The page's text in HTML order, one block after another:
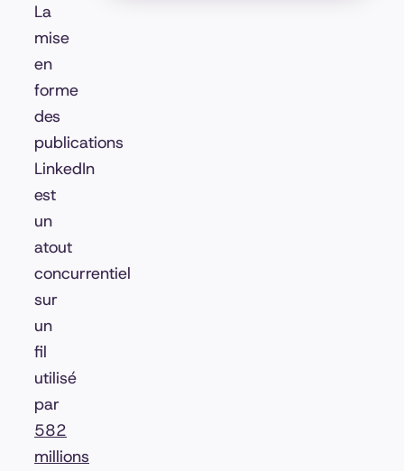
La
mise
en
forme
des
publications
LinkedIn
est
un
atout
concurrentiel
sur
un
fil
utilisé
par
582
millions